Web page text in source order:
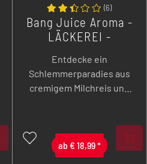
ab € 18,99*
(6)
Bang Juice Aroma -
LÄCKEREI -
20 ml
Entdecke ein
Schlemmerparadies aus
cremigem Milchreis und
einzigartigen Genuss mit
All-Day-Potenzial.